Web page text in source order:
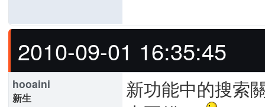
2010-09-01 16:35:45
hooaini
新生
新功能中的搜索